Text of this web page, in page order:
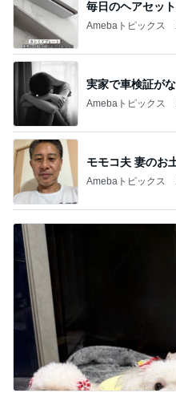
毎日のヘアセッ
Amebaトピックス
実家で車検証が
Amebaトピックス
モモコ夫 妻のお
Amebaトピックス